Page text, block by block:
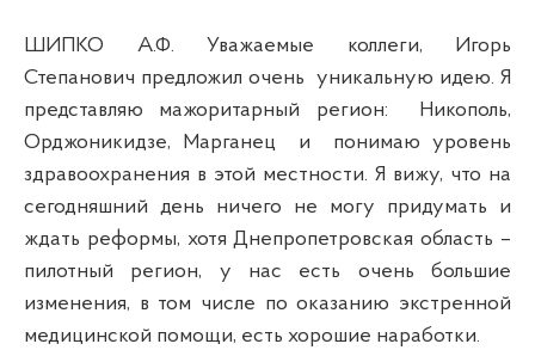
ШИПКО А.Ф. Уважаемые коллеги, Игорь
Степанович предложил очень уникальную идею. Я
представляю мажоритарный регион:
Никополь,
Орджоникидзе, Марганец
и
понимаю уровень
здравоохранения в этой местности. Я вижу, что на
сегодняшний день ничего не могу придумать и
ждать реформы, хотя Днепропетровская область –
пилотный регион, у нас есть очень большие
изменения, в том числе по оказанию экстренной
медицинской помощи, есть хорошие наработки.